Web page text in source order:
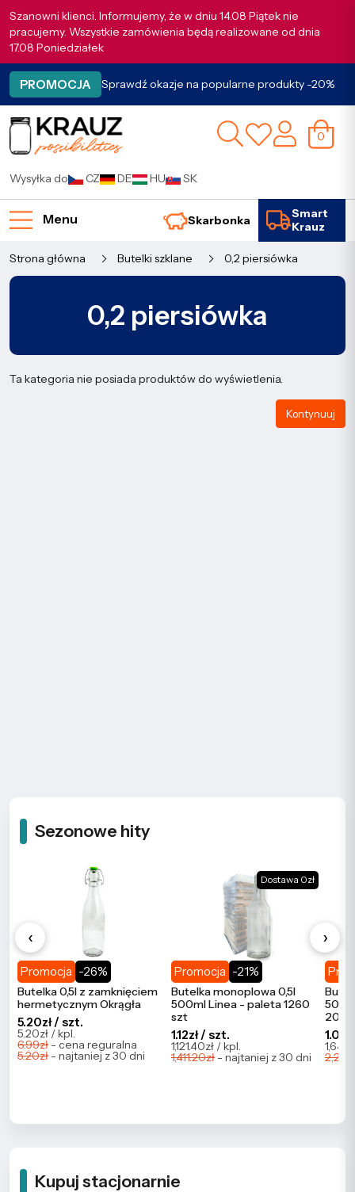
Szanowni klienci. Informujemy, że w dniu 14.08 Piątek nie
pracujemy. Wszystkie zamówienia będą realizowane od dnia
17.08 Poniedziałek
PROMOCJA Sprawdź okazje na popularne produkty -20%
0
Wysyłka do CZ DE HU SK
Menu Skarbonka
Smart
Krauz
Strona główna Butelki szklane 0,2 piersiówka
0,2 piersiówka
Ta kategoria nie posiada produktów do wyświetlenia.
Kontynuuj
Sezonowe hity
‹
Promocja -26%
Butelka 0,5l z zamknięciem
hermetycznym Okrągła
5.20zł / szt.
5.20zł / kpl.
6.99zł - cena reguralna
5.20zł - najtaniej z 30 dni
Dostawa 0zł
Promocja -21%
Butelka monoplowa 0,5l
500ml Linea - paleta 1260
szt
1.12zł / szt.
1,121.40zł / kpl.
1,411.20zł - najtaniej z 30 dni
›
Kupuj stacjonarnie